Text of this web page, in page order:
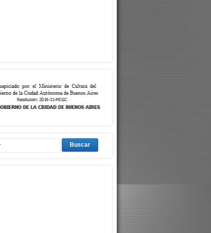
Buscar